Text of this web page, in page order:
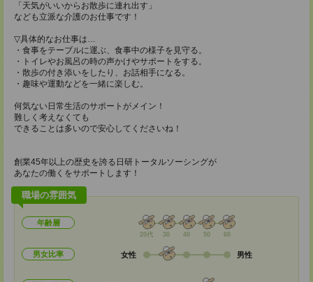
「天気がいいからお散歩に連れ出す」
なども立派な介護のお仕事です！
▽具体的なお仕事は…
・食事をテーブルに運ぶ、食事中の様子を見守る。
・トイレやお風呂の時の声かけやサポートをする。
・散歩の付き添いをしたり、お話相手になる。
・趣味や運動などを一緒に楽しむ。
何気ない日常生活のサポートがメイン！
難しく考えなくても
できることは多いので安心してくださいね！
創業45年以上の歴史を誇る日研トータルソーシングが
あなたの働くをサポートします！
職場の雰囲気
年齢層
20代 30 40 50 60
男女比率 女性 男性